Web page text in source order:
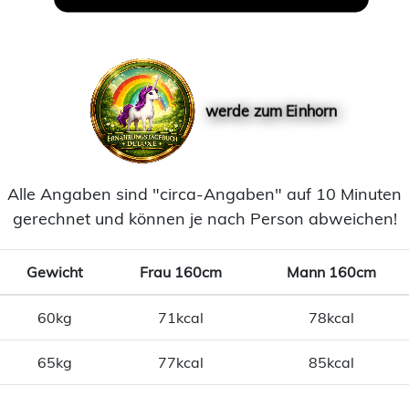
werde zum Einhorn
Alle Angaben sind "circa-Angaben" auf 10 Minuten
gerechnet und können je nach Person abweichen!
Gewicht Frau 160cm Mann 160cm
60kg 71kcal 78kcal
65kg 77kcal 85kcal